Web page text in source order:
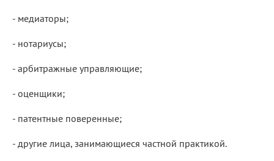
- медиаторы;
- нотариусы;
- арбитражные управляющие;
- оценщики;
- патентные поверенные;
- другие лица, занимающиеся частной практикой.